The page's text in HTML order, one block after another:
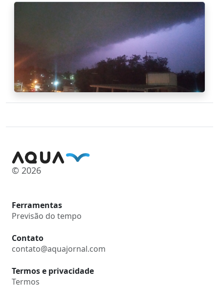
© 2026
Ferramentas
Previsão do tempo
Contato
contato@aquajornal.com
Termos e privacidade
Termos